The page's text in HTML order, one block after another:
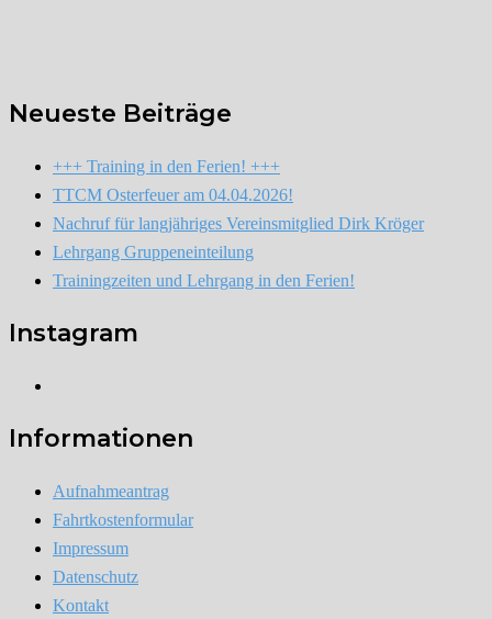
Neueste Beiträge
+++ Training in den Ferien! +++
TTCM Osterfeuer am 04.04.2026!
Nachruf für langjähriges Vereinsmitglied Dirk Kröger
Lehrgang Gruppeneinteilung
Trainingzeiten und Lehrgang in den Ferien!
Instagram
Informationen
Aufnahmeantrag
Fahrtkostenformular
Impressum
Datenschutz
Kontakt